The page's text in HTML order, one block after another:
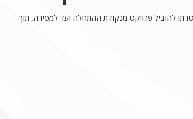
להוביל פרויקט מנקודת ההתחלה ועד למסירה, תוך